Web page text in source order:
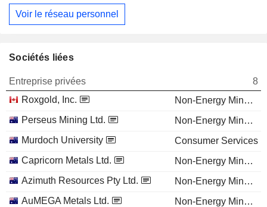
Voir le réseau personnel
Sociétés liées
Entreprise privées
8
Roxgold, Inc.
Non-Energy Minerals
Perseus Mining Ltd.
Non-Energy Minerals
Murdoch University
Consumer Services
Capricorn Metals Ltd.
Non-Energy Minerals
Azimuth Resources Pty Ltd.
Non-Energy Minerals
AuMEGA Metals Ltd.
Non-Energy Minerals